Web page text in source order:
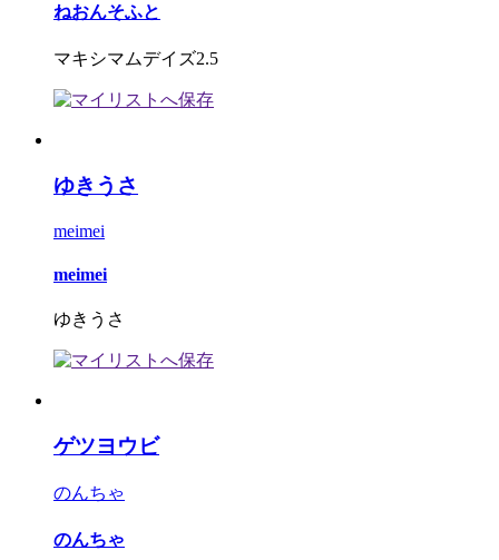
ねおんそふと
マキシマムデイズ2.5
ゆきうさ
meimei
meimei
ゆきうさ
ゲツヨウビ
のんちゃ
のんちゃ